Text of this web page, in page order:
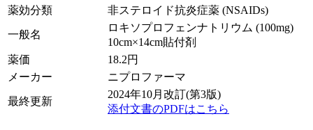
薬効分類
非ステロイド抗炎症薬 (NSAIDs)
一般名
ロキソプロフェンナトリウム (100mg)
10cm×14cm貼付剤
薬価
18.2円
メーカー
ニプロファーマ
最終更新
2024年10月改訂(第3版)
添付文書のPDFはこちら